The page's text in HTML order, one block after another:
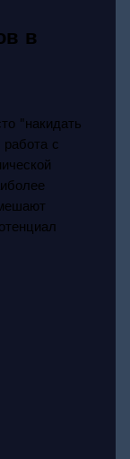
в
"накидать
с